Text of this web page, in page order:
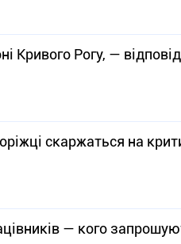
Кривого Рогу, —
скаржаться на
— кого